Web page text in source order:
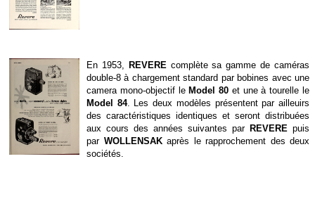
En 1953, REVERE complète sa gamme de caméras
double-8 à chargement standard par bobines avec une
camera mono-objectif leModel 80 et une à tourelle le
Model 84. Les deux modèles présentent par ailleuirs
des caractéristiques identiques et seront distribuées
aux cours des années suivantes par REVERE puis
par WOLLENSAKaprès le rapprochement des deux
sociétés.